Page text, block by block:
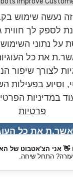
– Overcoming
Using Chatbots
Chatbot -
with The
לפתור אותם בעזרת
לספק לך
על נתוני
את כל
לצורך שיפור
וסיוע בפעילות
במדיניות
פרטיות
את כל
רק עוגיות
👋 אני הצ'אטבוט של
עזרה? התחל שיחה.